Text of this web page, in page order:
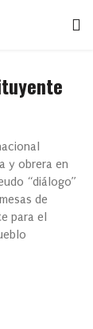
y obrera en
“diálogo”
de
para el